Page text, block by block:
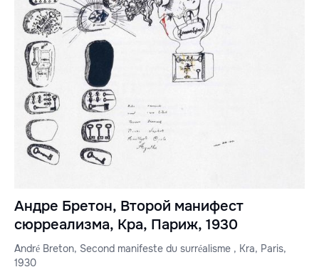
Андре Бретон, Второй манифест
сюрреализма, Кра, Париж, 1930
André Breton, Second manifeste du surréalisme , Kra, Paris,
1930